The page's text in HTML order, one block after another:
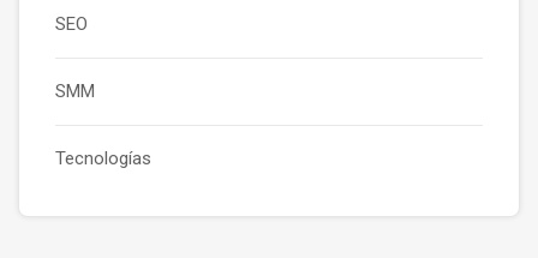
SEO
SMM
Tecnologías